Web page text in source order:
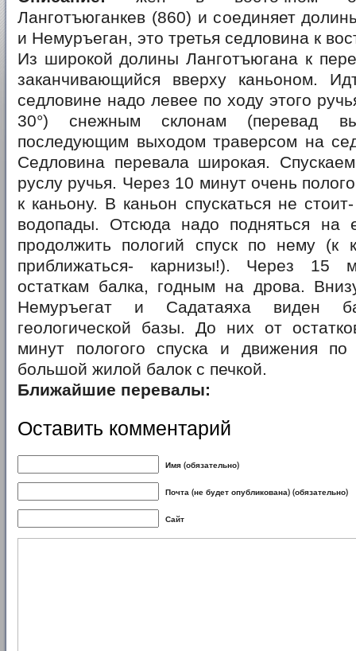
Ланготъюганкев (860) и соединяет
и Немуръеган, это третья седловина к
Из широкой долины Ланготъюгана к
заканчивающийся вверху каньоном.
седловине надо левее по ходу этого
30°) снежным склонам (перевад
последующим выходом траверсом на
Седловина перевала широкая.
руслу ручья. Через 10 минут очень
к каньону. В каньон спускаться не
водопады. Отсюда надо подняться на
продолжить пологий спуск по нему (к
приближаться- карнизы!). Через 15
остаткам балка, годным на дрова.
Немуръегат и Садатаяха виден
геологической базы. До них от
минут пологого спуска и движения
большой жилой балок с печкой.
Ближайшие перевалы:
Оставить комментарий
Имя (обязательно)
Почта (не будет опубликована) (обязательно)
Сайт